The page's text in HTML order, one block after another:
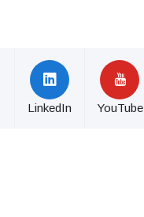
LinkedIn YouTube